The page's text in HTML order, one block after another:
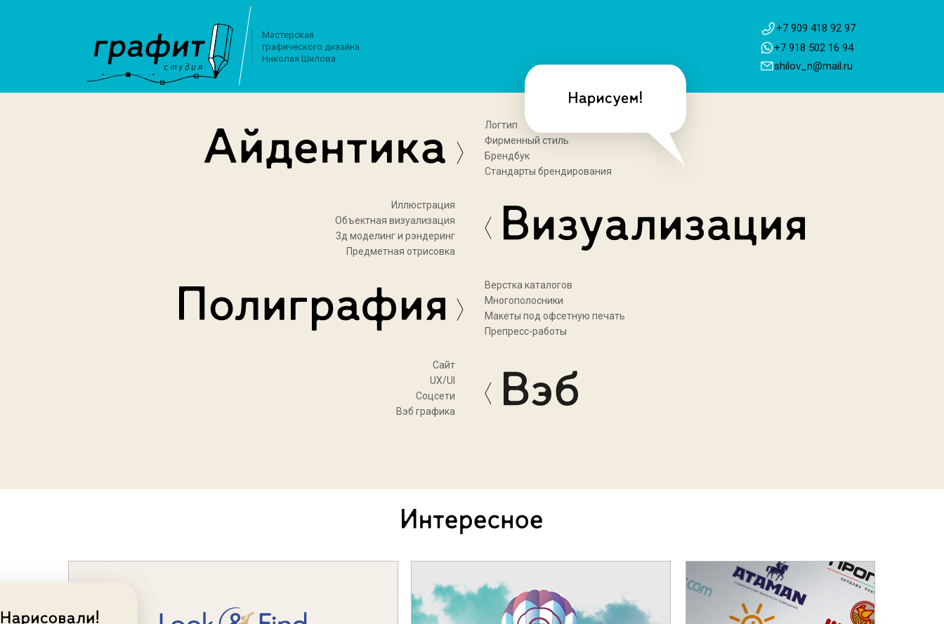
Мастерская
графического дизайна
Николая Шилова
+7 909 418 92 97
+7 918 502 16 94
shilov_n@mail.ru
Логтип
Фирменный стиль
Брендбук
Стандарты брендирования
Иллюстрация
Объектная визуализация
3д моделинг и рэндеринг
Предметная отрисовка
Верстка каталогов
Многополосники
Макеты под офсетную печать
Препресс-работы
Cайт
UX/UI
Соцсети
Вэб графика